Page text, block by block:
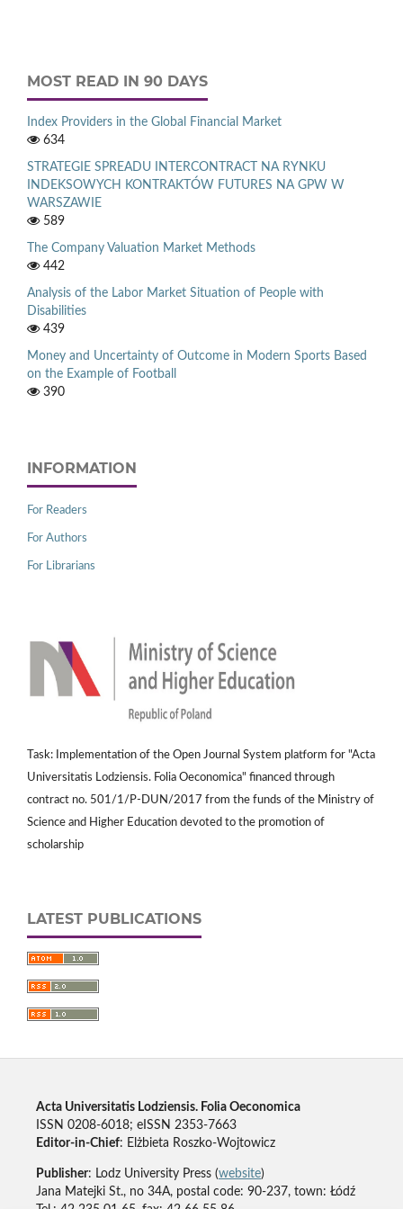
MOST READ IN 90 DAYS
Index Providers in the Global Financial Market
634
STRATEGIE SPREADU INTERCONTRACT NA RYNKU
INDEKSOWYCH KONTRAKTÓW FUTURES NA GPW W
WARSZAWIE
589
The Company Valuation Market Methods
442
Analysis of the Labor Market Situation of People with
Disabilities
439
Money and Uncertainty of Outcome in Modern Sports Based
on the Example of Football
390
INFORMATION
For Readers
For Authors
For Librarians
Task: Implementation of the Open Journal System platform for "Acta
Universitatis Lodziensis. Folia Oeconomica" financed through
contract no. 501/1/P-DUN/2017 from the funds of the Ministry of
Science and Higher Education devoted to the promotion of
scholarship
LATEST PUBLICATIONS
Acta Universitatis Lodziensis. Folia Oeconomica
ISSN 0208-6018; eISSN 2353-7663
Editor-in-Chief: Elżbieta Roszko-Wojtowicz
Publisher: Lodz University Press (website)
Jana Matejki St., no 34A, postal code: 90-237, town: Łódź